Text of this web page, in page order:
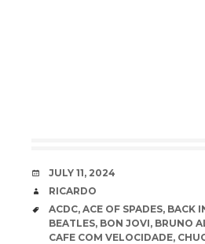
DATE
JULY 11, 2024
AUTHOR
RICARDO
TAGS
ACDC, ACE OF SPADES, BACK
BEATLES, BON JOVI, BRUNO
CAFE COM VELOCIDADE,